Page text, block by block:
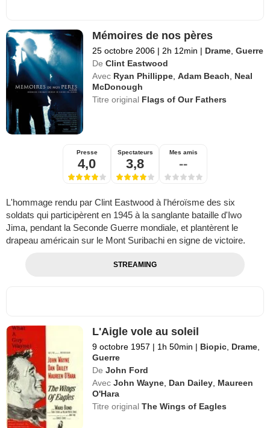
Mémoires de nos pères
25 octobre 2006 | 2h 12min | Drame,Guerre
De Clint Eastwood
Avec Ryan Phillippe,Adam Beach, Neal
McDonough
Titre original Flags of Our Fathers
Presse
4,0
Spectateurs
3,8
Mes amis
--
L'hommage rendu par Clint Eastwood à l'héroïsme des six
soldats qui participèrent en 1945 à la sanglante bataille d'Iwo
Jima, pendant la Seconde Guerre mondiale, et plantèrent le
drapeau américain sur le Mont Suribachi en signe de victoire.
STREAMING
L'Aigle vole au soleil
9 octobre 1957 | 1h 50min | Biopic, Drame,
Guerre
De John Ford
Avec John Wayne, Dan Dailey, Maureen
O'Hara
Titre originalThe Wings of Eagles